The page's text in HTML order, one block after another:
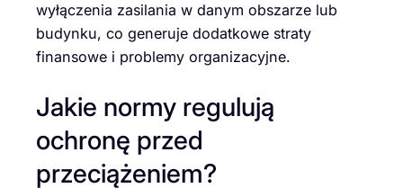
wyłączenia zasilania w danym obszarze lub
budynku, co generuje dodatkowe straty
finansowe i problemy organizacyjne.
Jakie normy regulują
ochronę przed
przeciążeniem?